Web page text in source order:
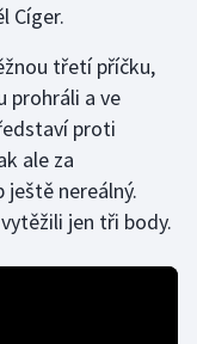
Cíger.
třetí příčku,
prohráli a ve
proti
ale za
ještě nereálný.
jen tři body.